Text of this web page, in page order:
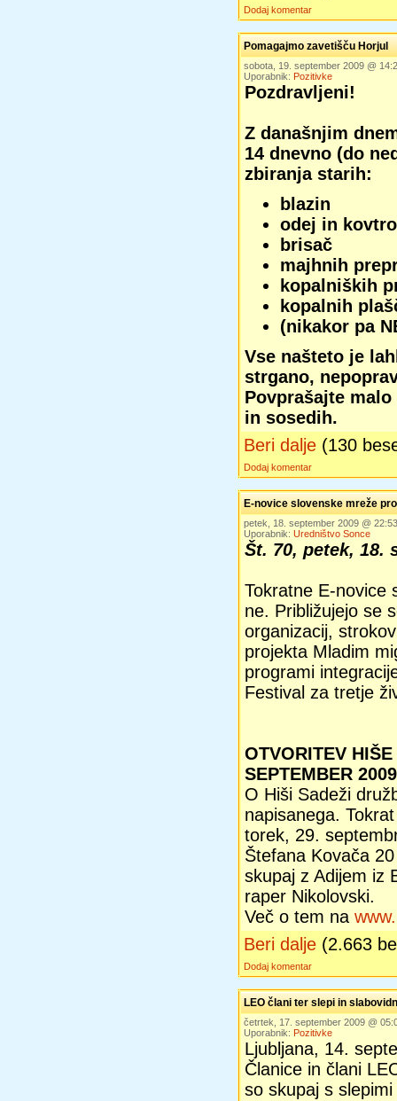
Dodaj komentar
Pomagajmo zavetišču Horjul
sobota, 19. september 2009 @
Uporabnik: Pozitivke
Pozdravljeni!
Z današnjim
14 dnevno (do
zbiranja starih:
blazin
odej in
brisač
majhnih
kopalniških
kopalnih
(nikakor pa
Vse našteto je
strgano,
Povprašajte
in sosedih.
Beri dalje (130
Dodaj komentar
E-novice slovenske mreže
petek, 18. september 2009 @
Uporabnik: Uredništvo Sonce
Št. 70, petek, 18.
Tokratne E-novice
ne. Približujejo se
organizacij,
projekta Mladim
programi
Festival za tretje
OTVORITEV
SEPTEMBER 2009
O Hiši Sadeži
napisanega.
torek, 29.
Štefana Kovača
skupaj z Adijem iz
raper Nikolovski.
Več o tem na
Beri dalje (2.663
Dodaj komentar
LEO člani ter slepi in
četrtek, 17. september 2009 @
Uporabnik: Pozitivke
Ljubljana, 14.
Članice in člani
so skupaj s